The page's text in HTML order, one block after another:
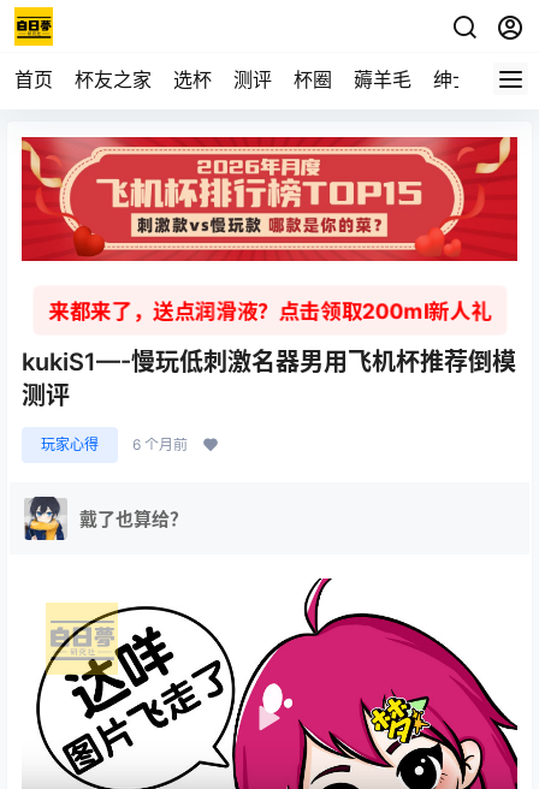
首页 杯友之家 选杯 测评 杯圈 薅羊毛 绅士 视频
来都来了，送点润滑液？点击领取200ml新人礼
kukiS1—-慢玩低刺激名器男用飞机杯推荐倒模
测评
玩家心得 6 个月前
戴了也算给？